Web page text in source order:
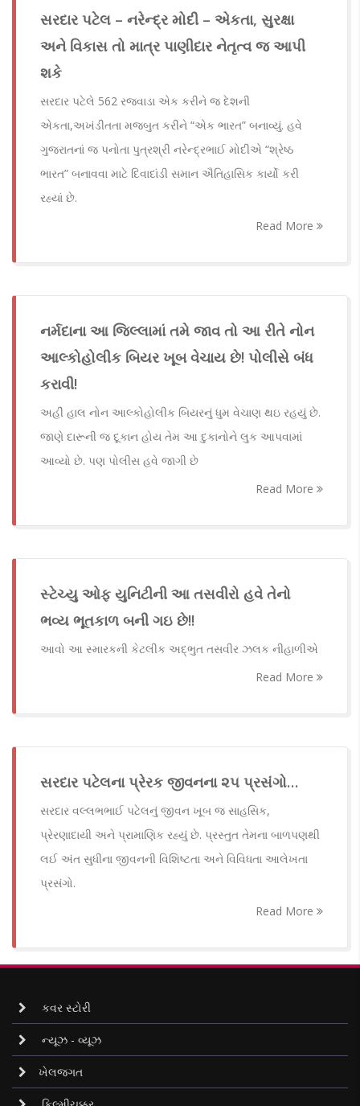
સરદાર પટેલ – નરેન્દ્ર મોદી – એકતા, સુરક્ષા
અને વિકાસ તો માત્ર પાણીદાર નેતૃત્વ જ આપી
શકે
સરદાર પટેલે 562 રજવાડા એક કરીને જ દેશની
એકતા,અખંડીતતા મજબુત કરીને “એક ભારત” બનાવ્યું. હવે
ગુજરાતનાં જ પનોતા પુત્રશ્રી નરેન્દ્રભાઈ મોદીએ “શ્રેષ્ઠ
ભારત” બનાવવા માટે દિવાદાંડી સમાન ઐતિહાસિક કાર્યો કરી
રહ્યાં છે.
Read More
નર્મદાના આ જિલ્લામાં તમે જાવ તો આ રીતે નોન
આલ્કોહોલીક બિયર ખૂબ વેચાય છે! પોલીસે બંધ
કરાવી!
અહીં હાલ નોન આલ્કોહોલીક બિયરનું ધુમ વેચાણ થઇ રહયું છે.
જાણે દારૂની જ દૂકાન હોય તેમ આ દુકાનોને લુક આપવામાં
આવ્યો છે. પણ પોલીસ હવે જાગી છે
Read More
સ્ટેચ્યુ ઓફ યુનિટીની આ તસવીરો હવે તેનો
ભવ્ય ભૂતકાળ બની ગઇ છે!!
આવો આ સ્મારકની કેટલીક અદ્‌ભુત તસવીર ઝલક નીહાળીએ
Read More
સરદાર પટેલના પ્રેરક જીવનના ૨૫ પ્રસંગો…
સરદાર વલ્લભભાઈ પટેલનું જીવન ખૂબ જ સાહસિક,
પ્રેરણાદાયી અને પ્રામાણિક રહ્યું છે. પ્રસ્તુત તેમના બાળપણથી
લઈ અંત સુધીના જીવનની વિશિષ્ટતા અને વિવિધતા આલેખતા
પ્રસંગો.
Read More
કવર સ્ટોરી
ન્યૂઝ - વ્યૂઝ
ખેલજગત